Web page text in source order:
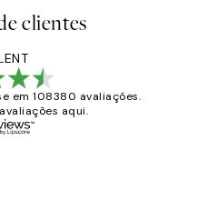
clientes
em 108380 avaliações.
aqui.